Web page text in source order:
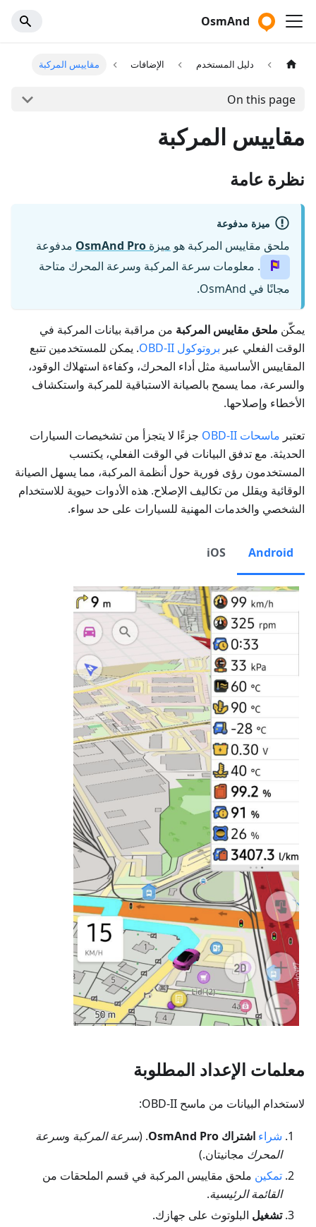
OsmAnd
دليل المستخدم الإضافات مقاييس المركبة
On this page
مقاييس المركبة
نظرة عامة
ميزة مدفوعة
ملحق مقاييس المركبة هو ميزة OsmAnd Pro مدفوعة
. معلومات سرعة المركبة وسرعة المحرك متاحة
مجانًا في OsmAnd.
يمكّن ملحق مقاييس المركبة من مراقبة بيانات المركبة في
الوقت الفعلي عبر بروتوكول OBD-II
. يمكن للمستخدمين تتبع
المقاييس الأساسية مثل أداء المحرك، وكفاءة استهلاك الوقود،
والسرعة، مما يسمح بالصيانة الاستباقية للمركبة واستكشاف
الأخطاء وإصلاحها.
تعتبر ماسحات OBD-II
جزءًا لا يتجزأ من تشخيصات السيارات
الحديثة. مع تدفق البيانات في الوقت الفعلي، يكتسب
المستخدمون رؤى فورية حول أنظمة المركبة، مما يسهل الصيانة
الوقائية ويقلل من تكاليف الإصلاح. هذه الأدوات حيوية للاستخدام
الشخصي والخدمات المهنية للسيارات على حد سواء.
Android
iOS
معلمات الإعداد المطلوبة
لاستخدام البيانات من ماسح OBD-II:
شراء اشتراك OsmAnd Pro . (سرعة المركبة وسرعة
المحرك مجانيتان.)
تمكين ملحق مقاييس المركبة في قسم الملحقات من
القائمة الرئيسية.
تشغيل البلوتوث على جهازك.